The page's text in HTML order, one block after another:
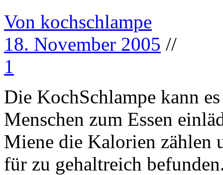
Von kochschlampe
18. November 2005 //
1
Die KochSchlampe kann
Menschen zum Essen
Miene die Kalorien zählen
für zu gehaltreich